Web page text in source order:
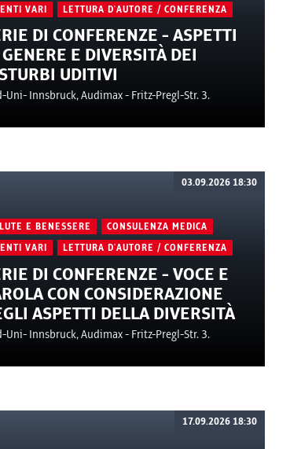
VARI LETTURA D'AUTORE / CONFERENZA
DI CONFERENZE - ASPETTI
E DIVERSITÀ DEI
UDITIVI
Uni- Innsbruck, Audimax - Fritz-Pregl-Str. 3.
E BENESSERE CONSULENZA MEDICA
VARI LETTURA D'AUTORE / CONFERENZA
DI CONFERENZE - VOCE E
CON CONSIDERAZIONE
ASPETTI DELLA DIVERSITÀ
Uni- Innsbruck, Audimax - Fritz-Pregl-Str. 3.
03.09.2026 18:30
17.09.2026 18:30